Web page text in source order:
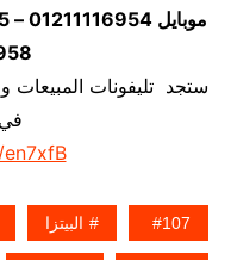
ستجد تليفونات
107 البيتزا